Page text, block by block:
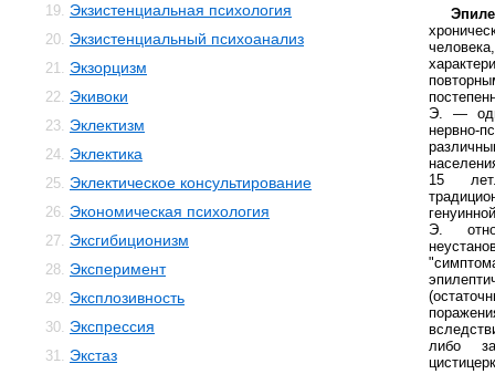
19. Экзистенциальная психология
20. Экзистенциальный психоанализ
21. Экзорцизм
22. Экивоки
23. Эклектизм
24. Эклектика
25. Эклектическое консультирование
26. Экономическая психология
27. Эксгибиционизм
28. Эксперимент
29. Эксплозивность
30. Экспрессия
31. Экстаз
Э. —
15
Э.
либо